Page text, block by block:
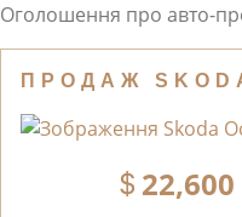
Оголошення про авто-
ПРОДАЖ
22,600